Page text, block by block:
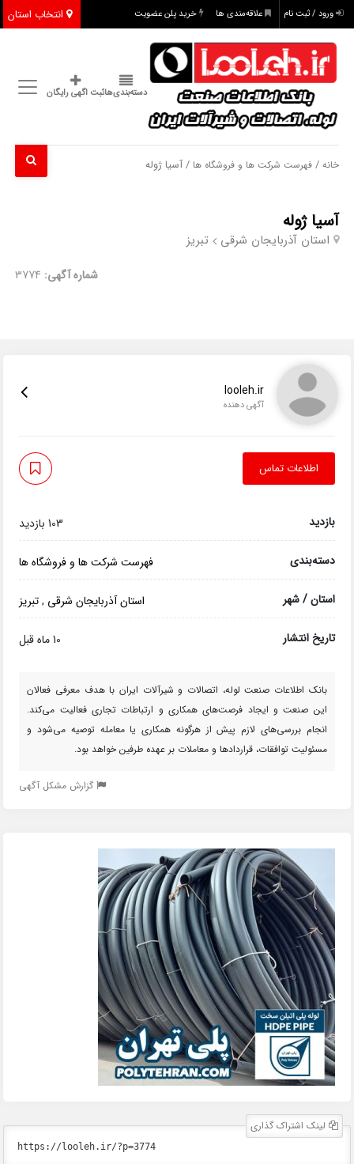
انتخاب استان ورود / ثبت نام علاقه‌مندی ها خرید پلن عضویت
دسته‌بندی‌هاثبت اگهی رایگان
خانه /فهرست شرکت ها و فروشگاه ها / آسیا ژوله
آسیا ژوله
استان آذربایجان شرقی تبریز
شماره آگهی: 3774
looleh.ir
آگهی دهنده
اطلاعات تماس
بازدید 103 بازدید
دسته‌بندی فهرست شرکت ها و فروشگاه ها
استان / شهر استان آذربایجان شرقی ,تبریز
تاریخ انتشار 10 ماه قبل
بانک اطلاعات صنعت لوله، اتصالات و شیرآلات ایران با هدف معرفی فعالان
این صنعت و ایجاد فرصت‌های همکاری و ارتباطات تجاری فعالیت می‌کند.
انجام بررسی‌های لازم پیش از هرگونه همکاری یا معامله توصیه می‌شود و
مسئولیت توافقات، قراردادها و معاملات بر عهده طرفین خواهد بود.
گزارش مشکل آگهی
لینک اشتراک گذاری